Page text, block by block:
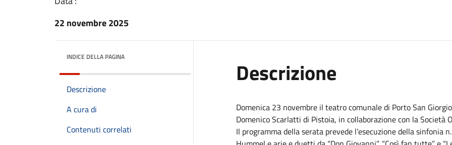
22 novembre 2025
INDICE DELLA PAGINA
Descrizione
A cura di
Contenuti correlati
Descrizione
Domenica 23 novembre il teatro comunale di Porto San
Domenico Scarlatti di Pistoia, in collaborazione con la Società
Il programma della serata prevede l’esecuzione della sinfonia